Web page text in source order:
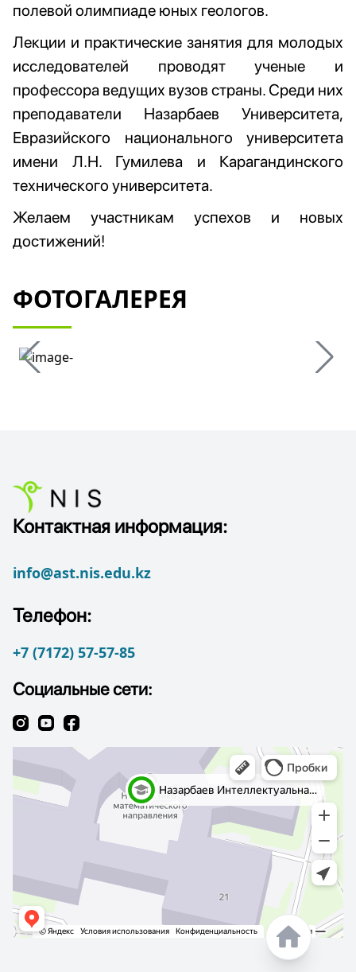
полевой олимпиаде юных геологов.
Лекции и практические занятия для молодых
исследователей проводят ученые и
профессора ведущих вузов страны. Среди них
преподаватели Назарбаев Университета,
Евразийского национального университета
имени Л.Н. Гумилева и Карагандинского
технического университета.
Желаем участникам успехов и новых
достижений!
ФОТОГАЛЕРЕЯ
Контактная информация:
info@ast.nis.edu.kz
Телефон:
+7 (7172) 57-57-85
Социальные сети: